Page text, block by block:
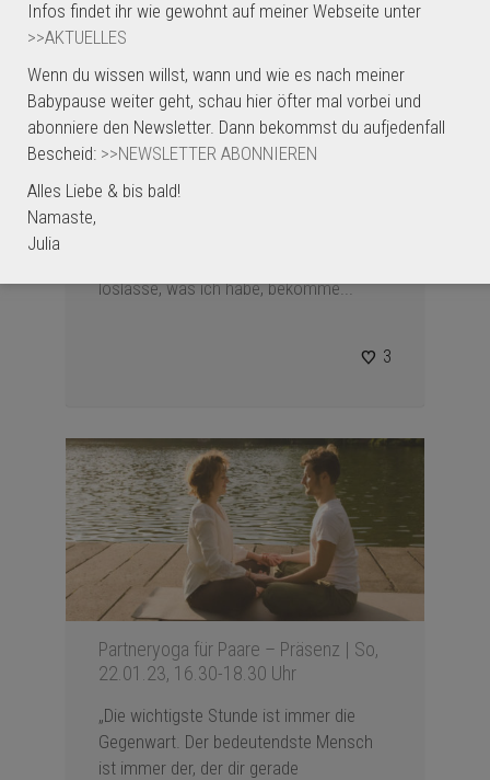
25.02.23, 16.30-18.30 Uhr
loslasse, was ich habe, bekomme...
3
Partneryoga für Paare – Präsenz | So,
22.01.23, 16.30-18.30 Uhr
„Die wichtigste Stunde ist immer die
Gegenwart. Der bedeutendste Mensch
ist immer der, der dir gerade
Infos findet ihr wie gewohnt auf meiner Webseite unter
>>AKTUELLES
Wenn du wissen willst, wann und wie es nach meiner
Babypause weiter geht, schau hier öfter mal vorbei und
abonniere den Newsletter. Dann bekommst du aufjedenfall
Bescheid: >>NEWSLETTER ABONNIEREN
Alles Liebe & bis bald!
Namaste,
Julia